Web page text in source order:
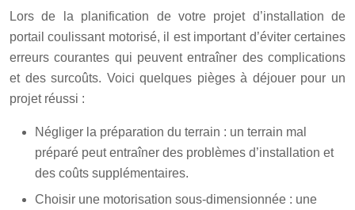
Lors de la planification de votre projet d’installation de
portail coulissant motorisé, il est important d’éviter certaines
erreurs courantes qui peuvent entraîner des complications
et des surcoûts. Voici quelques pièges à déjouer pour un
projet réussi :
Négliger la préparation du terrain : un terrain mal
préparé peut entraîner des problèmes d’installation et
des coûts supplémentaires.
Choisir une motorisation sous-dimensionnée : une